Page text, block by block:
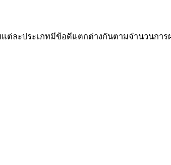
ต่ละประเภทมีข้อดีแตกต่างกันตามจำนวนกา